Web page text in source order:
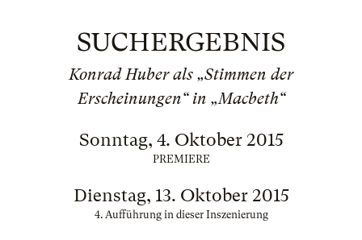
SUCHERGEBNIS
Konrad Huber als „Stimmen der
Erscheinungen“ in „Macbeth“
Sonntag, 4. Oktober 2015
PREMIERE
Dienstag, 13. Oktober 2015
4. Aufführung in dieser Inszenierung